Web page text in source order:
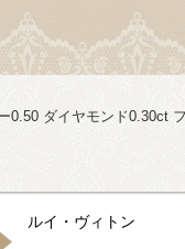
0.50 ダイヤモンド0.30ct
ルイ・ヴィトン